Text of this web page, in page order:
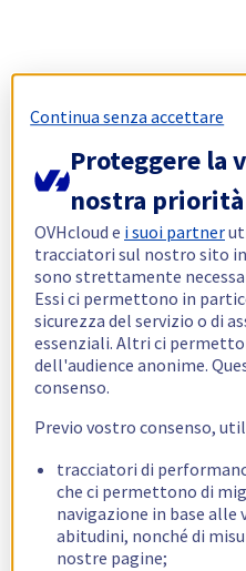
Continua senza accettare
Proteggere la
nostra priorità
OVHcloud e i suoi partner
tracciatori sul nostro sito
sono strettamente
Essi ci permettono in
sicurezza del servizio o di
essenziali. Altri ci
dell'audience anonime.
consenso.
Previo vostro consenso,
tracciatori di
che ci permettono di
navigazione in base alle
abitudini, nonché di
nostre pagine;